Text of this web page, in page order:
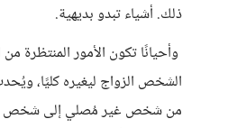
ذلك. أشياء تبدو بديهية.
وأحيانًا تكون الأمور المنتظرة
الشخص الزواج ليغيره كليًا،
من شخص غير مُصلي إلى شخص